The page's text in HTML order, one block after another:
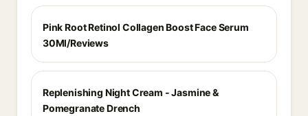
Pink Root Retinol Collagen Boost Face Serum
30Ml/Reviews
Replenishing Night Cream - Jasmine &
Pomegranate Drench